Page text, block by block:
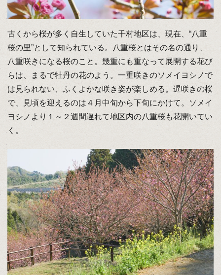
古くから桜が多く自生していた千村地区は、現在、“八重
桜の里”として知られている。八重桜とはその名の通り、
八重咲きになる桜のこと。幾重にも重なって展開する花び
らは、まるで牡丹の花のよう。一重咲きのソメイヨシノで
は見られない、ふくよかな咲き姿が楽しめる。遅咲きの桜
で、見頃を迎えるのは４月中旬から下旬にかけて。ソメイ
ヨシノより１～２週間遅れて地区内の八重桜も花開いてい
く。